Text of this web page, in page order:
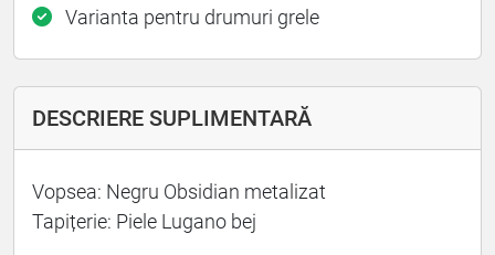
Varianta pentru drumuri grele
DESCRIERE SUPLIMENTARĂ
Vopsea: Negru Obsidian metalizat
Tapițerie: Piele Lugano bej